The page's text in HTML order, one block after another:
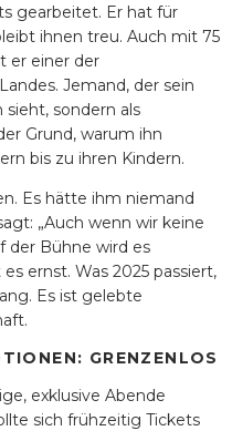
gearbeitet. Er hat für
ihnen treu. Auch mit 75
er einer der
Jemand, der sein
sondern als
Grund, warum ihn
bis zu ihren Kindern.
Es hätte ihm niemand
„Auch wenn wir keine
der Bühne wird es
ernst. Was 2025 passiert,
Es ist gelebte
GRENZENLOS
exklusive Abende
sich frühzeitig Tickets